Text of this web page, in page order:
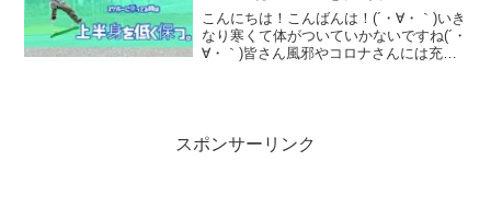
こんにちは！こんばんは！(´・∀・｀)いき
なり寒くて体がついていかないですね(´・
∀・｀)皆さん風邪やコロナさんには充分
スポンサーリンク